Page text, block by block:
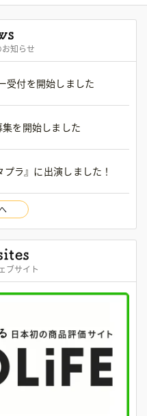
知らせ
受付を開始しました
集を開始しました
ラ』に出演しました！
ブサイト